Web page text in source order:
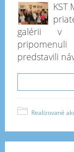
KST
galérii v
predstavili
Realizované